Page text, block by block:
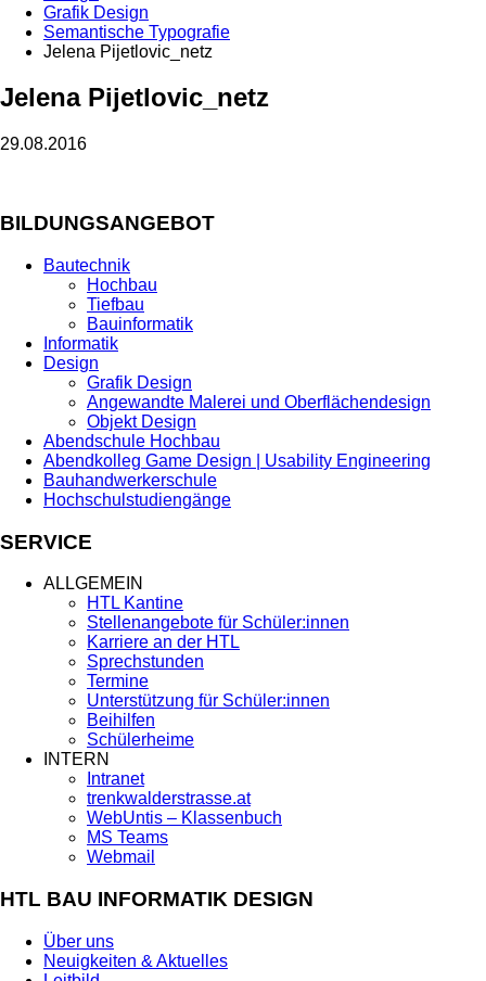
Grafik Design
Semantische Typografie
Jelena Pijetlovic_netz
Jelena Pijetlovic_netz
29.08.2016
BILDUNGSANGEBOT
Bautechnik
Hochbau
Tiefbau
Bauinformatik
Informatik
Design
Grafik Design
Angewandte Malerei und Oberflächendesign
Objekt Design
Abendschule Hochbau
Abendkolleg Game Design | Usability Engineering
Bauhandwerkerschule
Hochschulstudiengänge
SERVICE
ALLGEMEIN
HTL Kantine
Stellenangebote für Schüler:innen
Karriere an der HTL
Sprechstunden
Termine
Unterstützung für Schüler:innen
Beihilfen
Schülerheime
INTERN
Intranet
trenkwalderstrasse.at
WebUntis – Klassenbuch
MS Teams
Webmail
HTL BAU INFORMATIK DESIGN
Über uns
Neuigkeiten & Aktuelles